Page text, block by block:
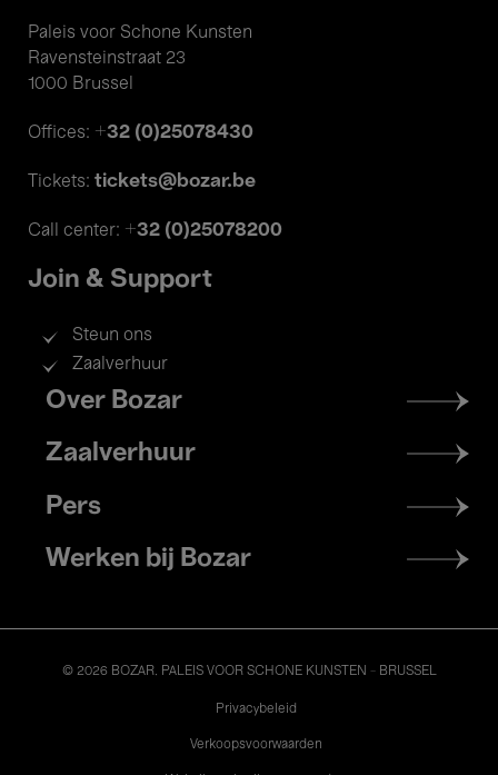
Paleis voor Schone Kunsten
Ravensteinstraat 23
1000 Brussel
Offices: +32 (0)25078430
Tickets: tickets@bozar.be
Call center: +32 (0)25078200
Join & Support
Steun ons
Zaalverhuur
Footer
menu
Over Bozar
Zaalverhuur
Pers
Werken bij Bozar
© 2026 BOZAR. PALEIS VOOR SCHONE KUNSTEN - BRUSSEL
Privacybeleid
Verkoopsvoorwaarden